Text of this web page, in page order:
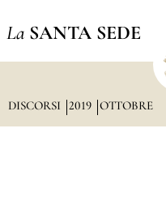
La SANTA SEDE
DISCORSI 2019 OTTOBRE